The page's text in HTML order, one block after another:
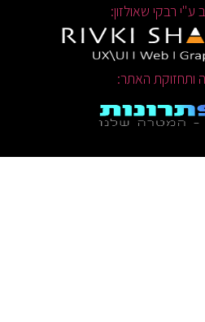
ע"י רבקי שאולזון:
ותחזוקת האתר: